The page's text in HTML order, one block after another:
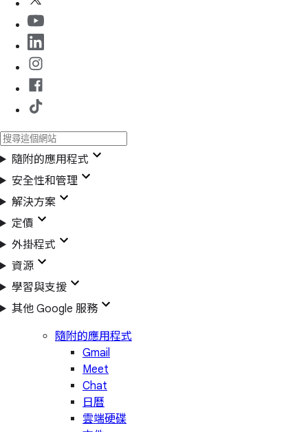
隨附的應用程式
安全性和管理
解決方案
定價
外掛程式
資源
學習與支援
其他 Google 服務
隨附的應用程式
Gmail
Meet
Chat
日曆
雲端硬碟